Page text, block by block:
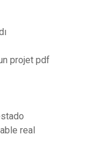
projet pdf
real